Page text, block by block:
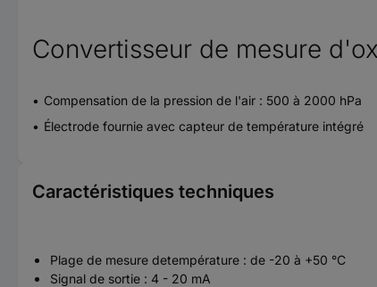
Convertisseur de mesure
Compensation de la pression de l'air : 500 à 2000 hPa
Électrode fournie avec capteur de température intégré
Caractéristiques techniques
Plage de mesure detempérature : de -20 à +50 °C
Signal de sortie : 4 - 20 mA